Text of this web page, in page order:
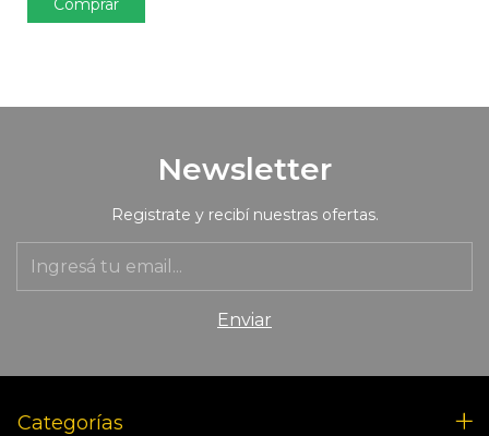
Newsletter
Registrate y recibí nuestras ofertas.
Categorías